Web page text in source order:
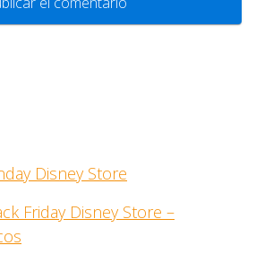
Disney Store
Friday Disney Store –